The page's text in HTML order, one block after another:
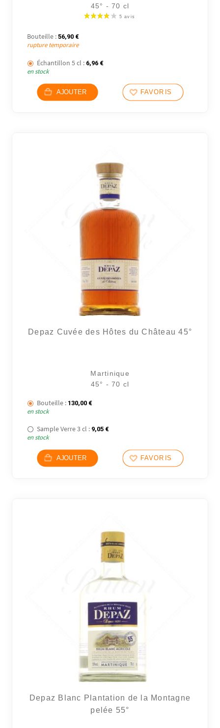
45° - 70 cl
Bouteille : 56,90 €
rupture temporaire
Échantillon 5 cl : 6,96 €
en stock
AJOUTER FAVORIS
Depaz Cuvée des Hôtes du Château 45°
Martinique
45° - 70 cl
Bouteille : 130,00 €
en stock
Sample Verre 3 cl : 9,05 €
en stock
AJOUTER FAVORIS
Depaz Blanc Plantation de la Montagne
pelée 55°